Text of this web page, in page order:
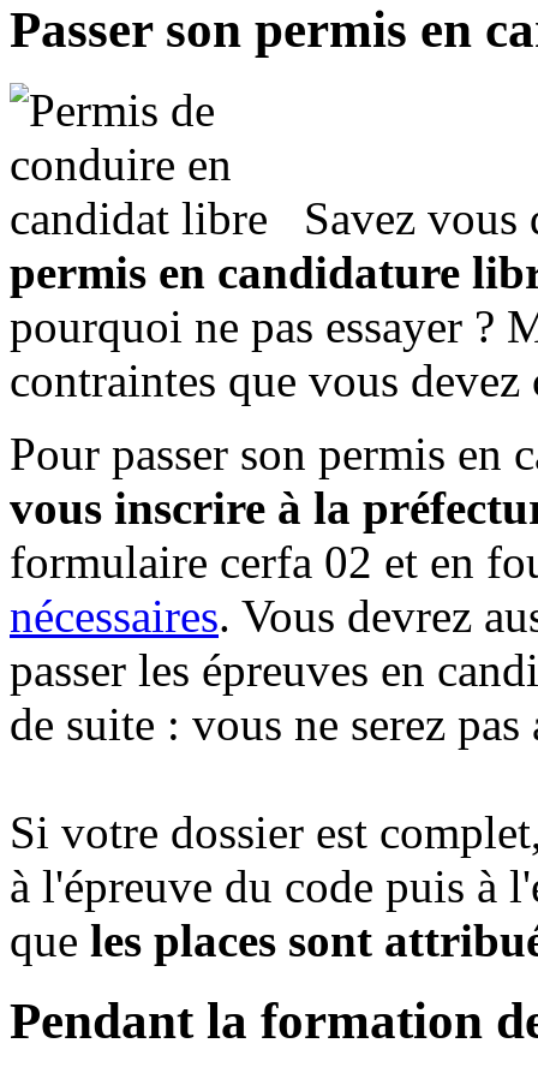
Passer son permis en
Savez
permis en candidature
pourquoi ne pas essayer ?
contraintes que vous devez
Pour passer son permis en
vous inscrire à la
formulaire cerfa 02 et en
nécessaires. Vous devrez
passer les épreuves en
de suite : vous ne serez
Si votre dossier est
à l'épreuve du code puis à
que les places sont
Pendant la formation